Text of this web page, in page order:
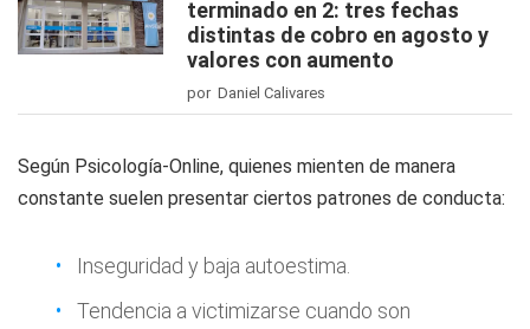
terminado en 2: tres fechas
distintas de cobro en agosto y
valores con aumento
por Daniel Calivares
Según Psicología-Online, quienes mienten de manera
constante suelen presentar ciertos patrones de conducta:
Inseguridad y baja autoestima.
Tendencia a victimizarse cuando son